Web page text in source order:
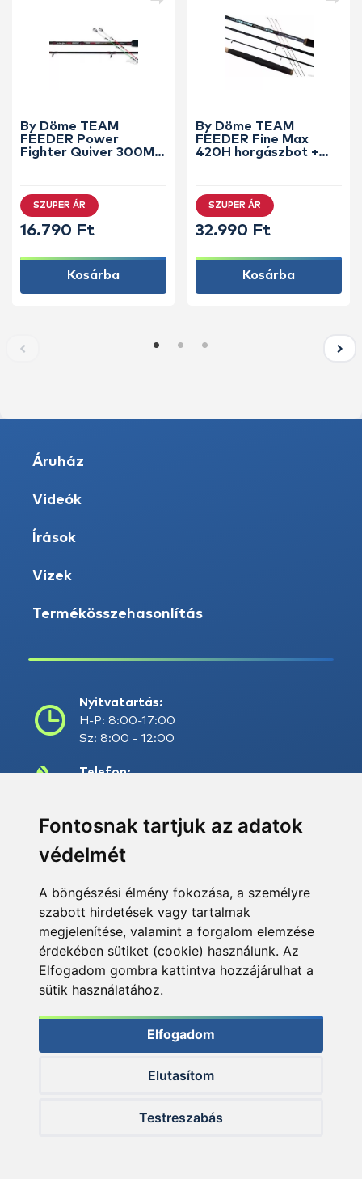
Fontosnak tartjuk az adatok
védelmét
A böngészési élmény fokozása, a személyre
szabott hirdetések vagy tartalmak
megjelenítése, valamint a forgalom elemzése
érdekében sütiket (cookie) használunk. Az
Elfogadom gombra kattintva hozzájárulhat a
sütik használatához.
Elfogadom
Elutasítom
Testreszabás
By Döme TEAM
FEEDER Power
Fighter Quiver 300M
SZUPER ÁR
16.790 Ft
Kosárba
By Döme TEAM
FEEDER Fine Max
420H horgászbot +
SZUPER ÁR
32.990 Ft
Kosárba
Áruház
Videók
Írások
Vizek
Termékösszehasonlítás
Nyitvatartás:
H-P: 8:00-17:00
Sz: 8:00 - 12:00
Telefon:
E-mail:
6400 Kiskunhalas, Széchenyi út 49.